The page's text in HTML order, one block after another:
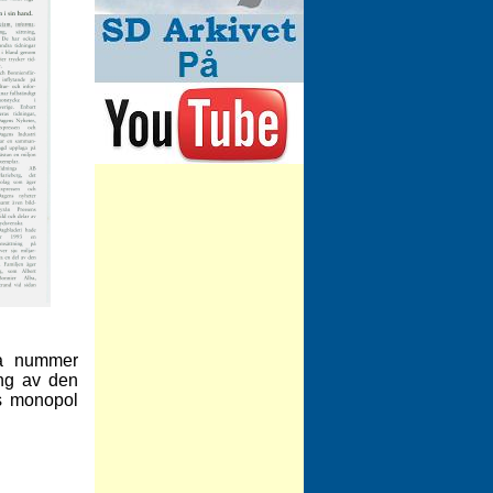
nummer
av den